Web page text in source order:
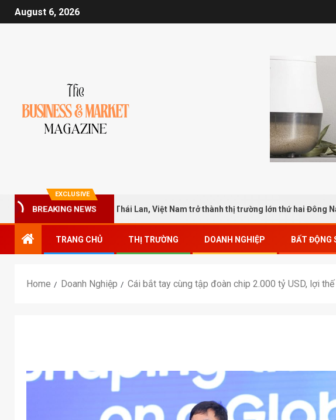
August 6, 2026
EXCLUSIVE
BREAKING NEWS
Vượt Thái Lan, Việt Nam trở thành thị trường lớn thứ hai Đông Nam Á
TRANG CHỦ THỊ TRƯỜNG DOANH NGHIỆP BẤT ĐỘNG
Home Doanh Nghiệp Cái bắt tay cùng tập đoàn chip 2.000 tỷ USD, lợi